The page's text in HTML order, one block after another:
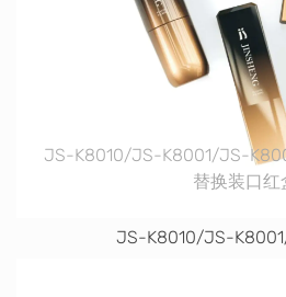
JS-K8010/JS-K8001/JS-
替换装口红
JS-K8010/JS-